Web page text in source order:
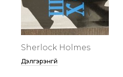
Sherlock Holmes
Дэлгэрэнгүй